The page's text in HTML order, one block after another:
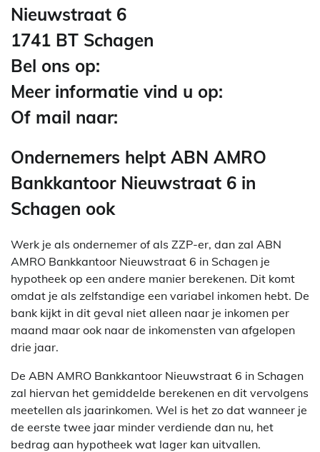
Nieuwstraat 6
1741 BT Schagen
Bel ons op:
Meer informatie vind u op:
Of mail naar:
Ondernemers helpt ABN AMRO
Bankkantoor Nieuwstraat 6 in
Schagen ook
Werk je als ondernemer of als ZZP-er, dan zal ABN
AMRO Bankkantoor Nieuwstraat 6 in Schagen je
hypotheek op een andere manier berekenen. Dit komt
omdat je als zelfstandige een variabel inkomen hebt. De
bank kijkt in dit geval niet alleen naar je inkomen per
maand maar ook naar de inkomensten van afgelopen
drie jaar.
De ABN AMRO Bankkantoor Nieuwstraat 6 in Schagen
zal hiervan het gemiddelde berekenen en dit vervolgens
meetellen als jaarinkomen. Wel is het zo dat wanneer je
de eerste twee jaar minder verdiende dan nu, het
bedrag aan hypotheek wat lager kan uitvallen.